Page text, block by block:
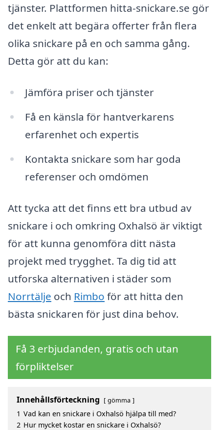
tjänster. Plattformen hitta-snickare.se gör
det enkelt att begära offerter från flera
olika snickare på en och samma gång.
Detta gör att du kan:
Jämföra priser och tjänster
Få en känsla för hantverkarens
erfarenhet och expertis
Kontakta snickare som har goda
referenser och omdömen
Att tycka att det finns ett bra utbud av
snickare i och omkring Oxhalsö är viktigt
för att kunna genomföra ditt nästa
projekt med trygghet. Ta dig tid att
utforska alternativen i städer som
Norrtälje och Rimbo för att hitta den
bästa snickaren för just dina behov.
Få 3 erbjudanden, gratis och utan
förpliktelser
Innehållsförteckning gömma
1 Vad kan en snickare i Oxhalsö hjälpa till med?
2 Hur mycket kostar en snickare i Oxhalsö?